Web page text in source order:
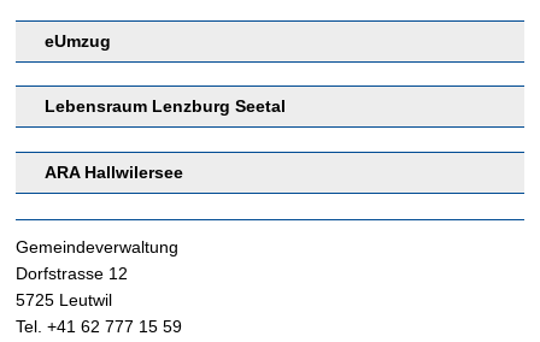
eUmzug
Lebensraum Lenzburg Seetal
ARA Hallwilersee
Footer
Gemeindeverwaltung
Dorfstrasse 12
5725 Leutwil
Tel. +41 62 777 15 59